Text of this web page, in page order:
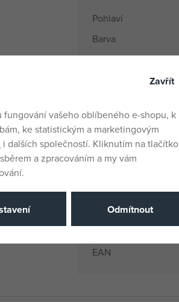
Pohlaví
Barva
Materiál
Rozměry produktu
Země původu
EANs
Dodavatelské číslo
Výrobce / Dodavatel
EAN
Zavřít
vašeho oblíbeného e-shopu, k
ke statistickým a marketingovým
i dalších společností. Kliknutím na tlačítko
a zpracováním a my vám
Odmítnout